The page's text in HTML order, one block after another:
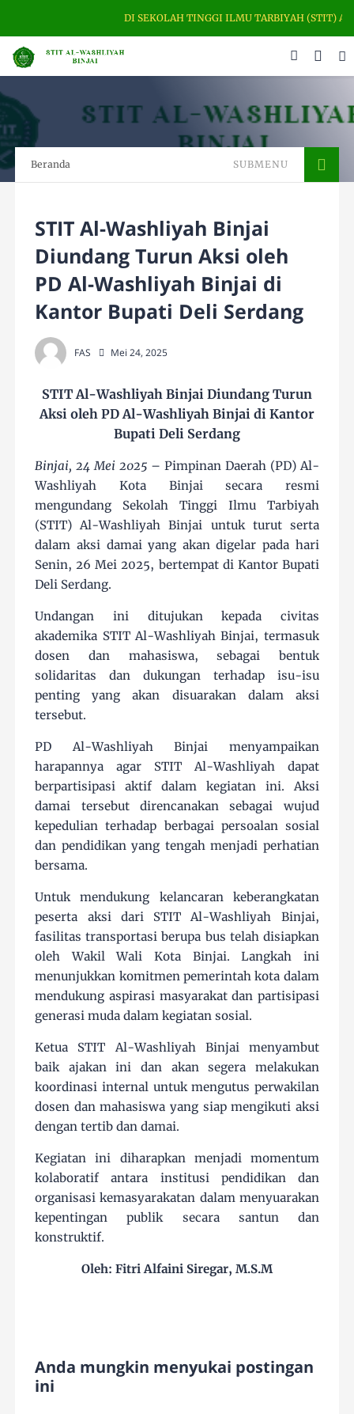
DI SEKOLAH TINGGI ILMU TARBIYAH (STIT) AL-
Beranda SUBMENU
STIT Al-Washliyah Binjai
Diundang Turun Aksi oleh
PD Al-Washliyah Binjai di
Kantor Bupati Deli Serdang
FAS Mei 24, 2025
STIT Al-Washliyah Binjai Diundang Turun
Aksi oleh PD Al-Washliyah Binjai di Kantor
Bupati Deli Serdang
Binjai, 24 Mei 2025 – Pimpinan Daerah (PD) Al-
Washliyah Kota Binjai secara resmi
mengundang Sekolah Tinggi Ilmu Tarbiyah
(STIT) Al-Washliyah Binjai untuk turut serta
dalam aksi damai yang akan digelar pada hari
Senin, 26 Mei 2025, bertempat di Kantor Bupati
Deli Serdang.
Undangan ini ditujukan kepada civitas
akademika STIT Al-Washliyah Binjai, termasuk
dosen dan mahasiswa, sebagai bentuk
solidaritas dan dukungan terhadap isu-isu
penting yang akan disuarakan dalam aksi
tersebut.
PD Al-Washliyah Binjai menyampaikan
harapannya agar STIT Al-Washliyah dapat
berpartisipasi aktif dalam kegiatan ini. Aksi
damai tersebut direncanakan sebagai wujud
kepedulian terhadap berbagai persoalan sosial
dan pendidikan yang tengah menjadi perhatian
bersama.
Untuk mendukung kelancaran keberangkatan
peserta aksi dari STIT Al-Washliyah Binjai,
fasilitas transportasi berupa bus telah disiapkan
oleh Wakil Wali Kota Binjai. Langkah ini
menunjukkan komitmen pemerintah kota dalam
mendukung aspirasi masyarakat dan partisipasi
generasi muda dalam kegiatan sosial.
Ketua STIT Al-Washliyah Binjai menyambut
baik ajakan ini dan akan segera melakukan
koordinasi internal untuk mengutus perwakilan
dosen dan mahasiswa yang siap mengikuti aksi
dengan tertib dan damai.
Kegiatan ini diharapkan menjadi momentum
kolaboratif antara institusi pendidikan dan
organisasi kemasyarakatan dalam menyuarakan
kepentingan publik secara santun dan
konstruktif.
Oleh: Fitri Alfaini Siregar, M.S.M
Anda mungkin menyukai postingan
ini